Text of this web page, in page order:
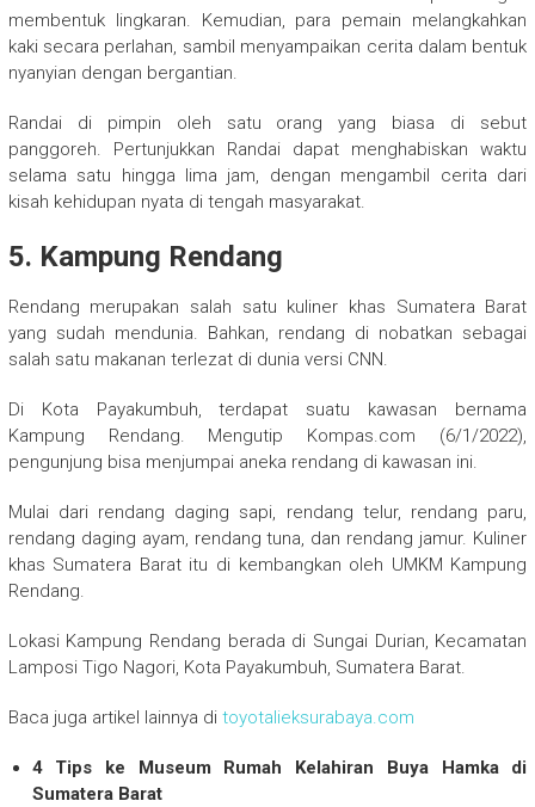
membentuk lingkaran. Kemudian, para pemain melangkahkan
kaki secara perlahan, sambil menyampaikan cerita dalam bentuk
nyanyian dengan bergantian.
Randai di pimpin oleh satu orang yang biasa di sebut
panggoreh. Pertunjukkan Randai dapat menghabiskan waktu
selama satu hingga lima jam, dengan mengambil cerita dari
kisah kehidupan nyata di tengah masyarakat.
5. Kampung Rendang
Rendang merupakan salah satu kuliner khas Sumatera Barat
yang sudah mendunia. Bahkan, rendang di nobatkan sebagai
salah satu makanan terlezat di dunia versi CNN.
Di Kota Payakumbuh, terdapat suatu kawasan bernama
Kampung Rendang. Mengutip Kompas.com (6/1/2022),
pengunjung bisa menjumpai aneka rendang di kawasan ini.
Mulai dari rendang daging sapi, rendang telur, rendang paru,
rendang daging ayam, rendang tuna, dan rendang jamur. Kuliner
khas Sumatera Barat itu di kembangkan oleh UMKM Kampung
Rendang.
Lokasi Kampung Rendang berada di Sungai Durian, Kecamatan
Lamposi Tigo Nagori, Kota Payakumbuh, Sumatera Barat.
Baca juga artikel lainnya di toyotalieksurabaya.com
4 Tips ke Museum Rumah Kelahiran Buya Hamka di
Sumatera Barat